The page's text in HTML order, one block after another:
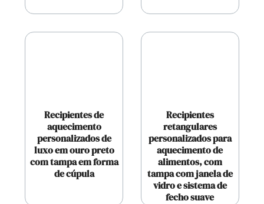
Recipientes de
aquecimento
personalizados de
luxo em ouro preto
com tampa em forma
de cúpula
Recipientes
retangulares
personalizados para
aquecimento de
alimentos, com
tampa com janela de
vidro e sistema de
fecho suave